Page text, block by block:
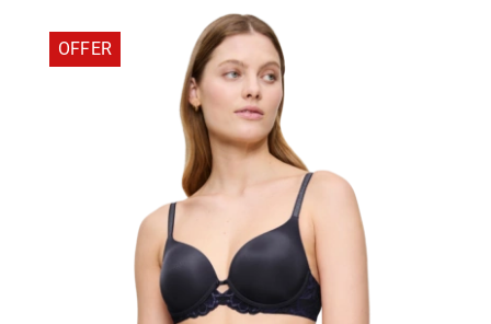
38,25 €.
OFFER